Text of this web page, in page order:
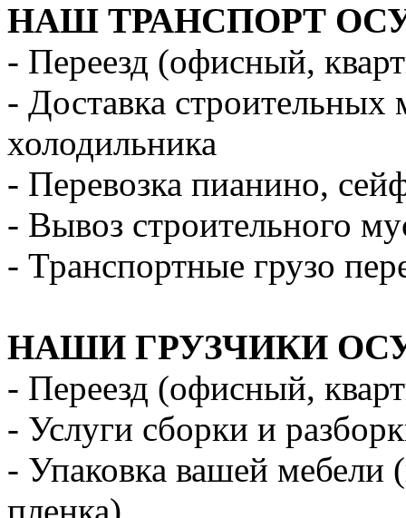
НАШ ТРАНСПОРТ
- Переезд (офисный,
- Доставка
холодильника
- Перевозка пианино,
- Вывоз строительного
- Транспортные грузо
НАШИ ГРУЗЧИКИ
- Переезд (офисный,
- Услуги сборки и
- Упаковка вашей мебели